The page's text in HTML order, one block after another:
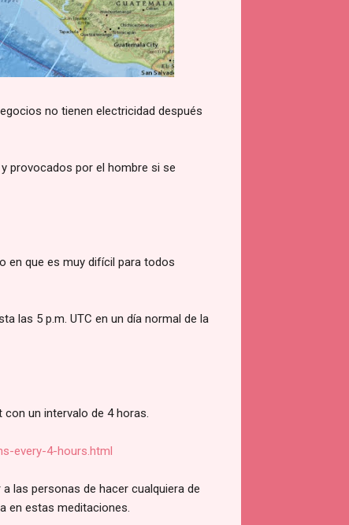
no tienen electricidad después
provocados por el hombre si se
en que es muy difícil para todos
las 5 p.m. UTC en un día normal de la
un intervalo de 4 horas.
every-4-hours.html
las personas de hacer cualquiera de
en estas meditaciones.